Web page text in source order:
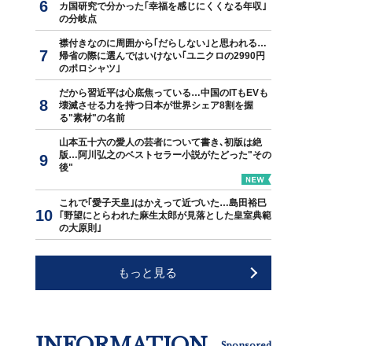
カ国研究で分かった｢幸福を感じにくくなる年収｣
の分岐点
襟付きなのに周囲から｢だらしない｣と思われる…
帰省の際に選んではいけない｢ユニクロの2990円
のポロシャツ｣
だから習近平は心底焦っている…中国のITもEVも
壊滅させる力を持つ日本が世界シェア8割を握
る"素材"の名前
山本五十六の愛人の芸者について書き､初版は絶
版…阿川弘之のベストセラー小説がたどった"その
後"
これで｢愛子天皇｣はかえって近づいた…島田裕巳
｢野望にとらわれた麻生太郎が見落とした皇室典範
の大原則｣
もっと見る